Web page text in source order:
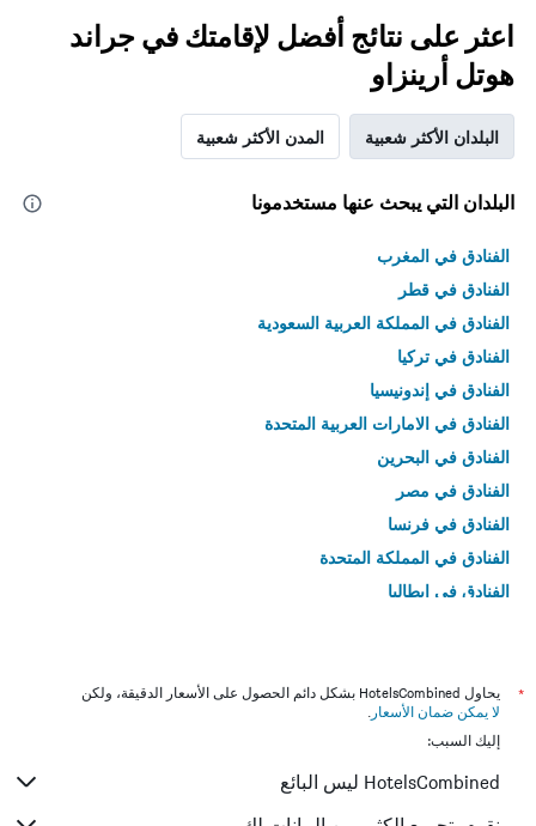
اعثر على نتائج أفضل لإقامتك في جراند
هوتل أرينزاو
البلدان الأكثر شعبية المدن الأكثر شعبية
البلدان التي يبحث عنها مستخدمونا
الفنادق في المغرب
الفنادق في قطر
الفنادق في المملكة العربية السعودية
الفنادق في تركيا
الفنادق في إندونيسيا
الفنادق في الامارات العربية المتحدة
الفنادق في البحرين
الفنادق في مصر
الفنادق في فرنسا
الفنادق في المملكة المتحدة
الفنادق في إيطاليا
*
يحاول HotelsCombined بشكل دائم الحصول على الأسعار الدقيقة، ولكن
لا يمكن ضمان الأسعار .
إليك السبب:
HotelsCombined ليس البائع